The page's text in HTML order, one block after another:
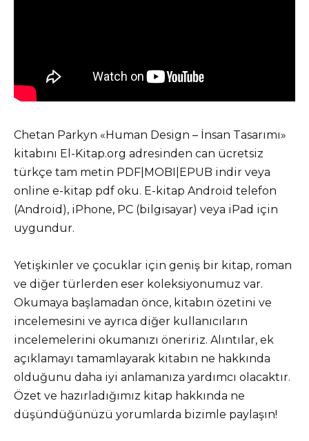
Chetan Parkyn «Human Design – İnsan Tasarımı»
kitabını El-Kitap.org adresinden can ücretsiz
türkçe tam metin PDF|MOBI|EPUB indir veya
online e-kitap pdf oku. E-kitap Android telefon
(Android), iPhone, PC (bilgisayar) veya iPad için
uygundur.
Yetişkinler ve çocuklar için geniş bir kitap, roman
ve diğer türlerden eser koleksiyonumuz var.
Okumaya başlamadan önce, kitabın özetini ve
incelemesini ve ayrıca diğer kullanıcıların
incelemelerini okumanızı öneririz. Alıntılar, ek
açıklamayı tamamlayarak kitabın ne hakkında
olduğunu daha iyi anlamanıza yardımcı olacaktır.
Özet ve hazırladığımız kitap hakkında ne
düşündüğünüzü yorumlarda bizimle paylaşın!